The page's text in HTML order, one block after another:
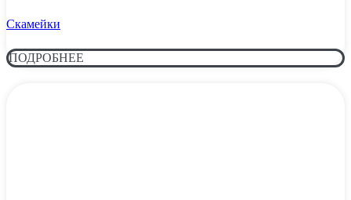
Скамейки
ПОДРОБНЕЕ